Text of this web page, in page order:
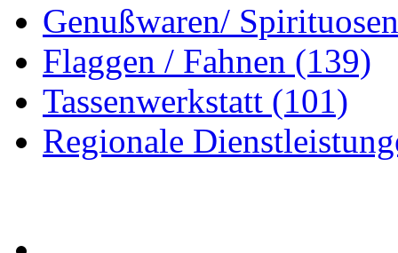
Genußwaren/
Flaggen / Fahnen (139)
Tassenwerkstatt (101)
Regionale